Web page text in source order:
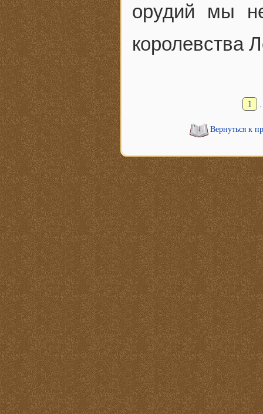
орудий мы
королевства
1
Вернуться к